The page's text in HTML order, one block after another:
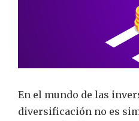
En el mundo de las
diversificación no es